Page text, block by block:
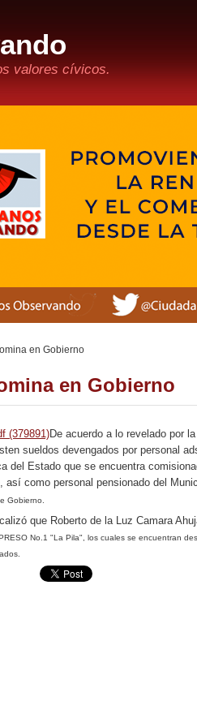
valores cívicos.
en Gobierno
en Gobierno
(379891)De acuerdo a lo revelado por
sueldos devengados por personal
del Estado que se encuentra
así como personal pensionado del
Gobierno.
que Roberto de la Luz Camara
No.1 "La Pila", los cuales se encuentran